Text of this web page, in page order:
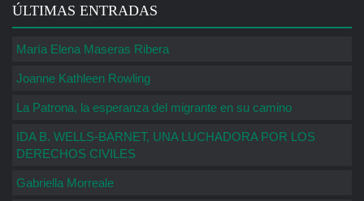
ÚLTIMAS ENTRADAS
María Elena Maseras Ribera
Joanne Kathleen Rowling
La Patrona, la esperanza del migrante en su camino
IDA B. WELLS-BARNET, UNA LUCHADORA POR LOS
DERECHOS CIVILES
Gabriella Morreale